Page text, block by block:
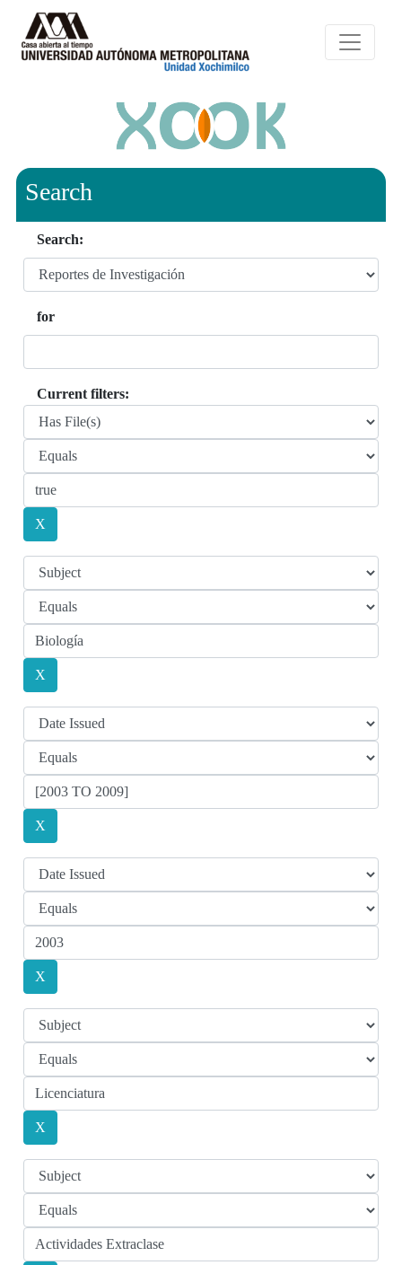
Search
Search:
for
Current filters: